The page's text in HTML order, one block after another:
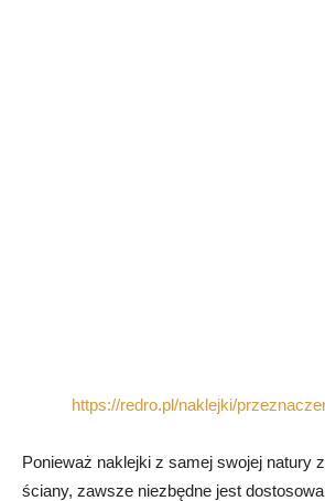
https://redro.pl/naklejki/
Ponieważ naklejki z samej swojej natury
ściany, zawsze niezbędne jest